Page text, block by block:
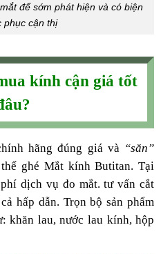
để sớm phát hiện và có biện
phục cận thị
kính cận giá tốt
hãng đúng giá và “săn”
ghé Mắt kính Butitan. Tại
dịch vụ đo mắt. tư vấn cắt
hấp dẫn. Trọn bộ sản phẩm
khăn lau, nước lau kính, hộp